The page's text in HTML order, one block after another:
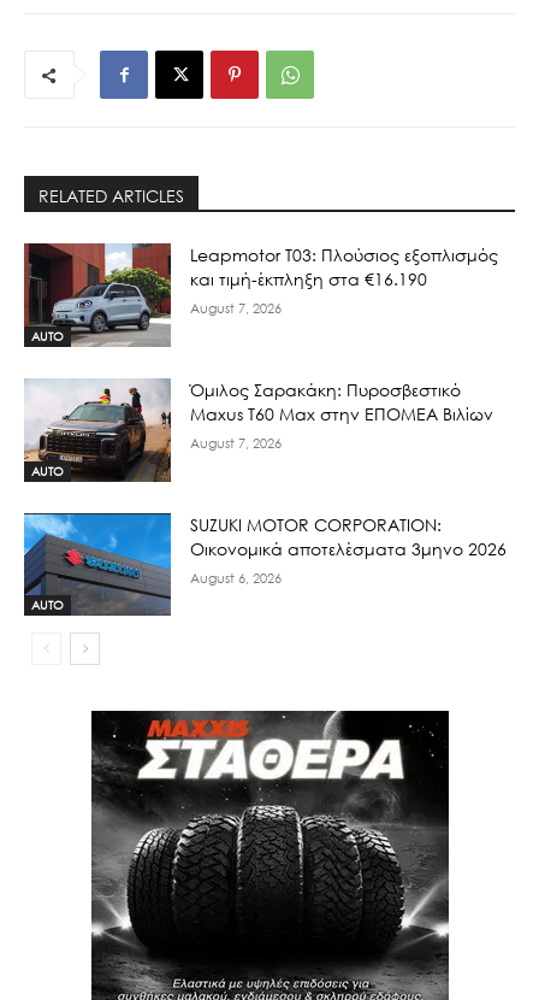
RELATED ARTICLES
AUTO
Leapmotor T03: Πλούσιος εξοπλισμός
και τιμή-έκπληξη στα €16.190
August 7, 2026
AUTO
Όμιλος Σαρακάκη: Πυροσβεστικό
Maxus T60 Max στην ΕΠΟΜΕΑ Βιλίων
August 7, 2026
AUTO
SUZUKI MOTOR CORPORATION:
Οικονομικά αποτελέσματα 3μηνο 2026
August 6, 2026